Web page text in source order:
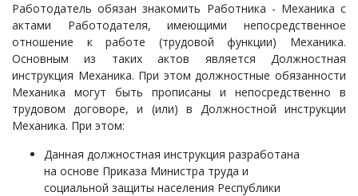
Работодатель обязан знакомить Работника - Механика с
актами Работодателя, имеющими непосредственное
отношение к работе (трудовой функции) Механика.
Основным из таких актов является Должностная
инструкция Механика. При этом должностные обязанности
Механика могут быть прописаны и непосредственно в
трудовом договоре, и (или) в Должностной инструкции
Механика. При этом:
Данная должностная инструкция разработана
на основе Приказа Министра труда и
социальной защиты населения Республики